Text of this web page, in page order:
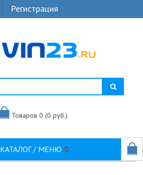
Регистрация
Товаров 0 (0 руб.)
КАТАЛОГ / МЕНЮ